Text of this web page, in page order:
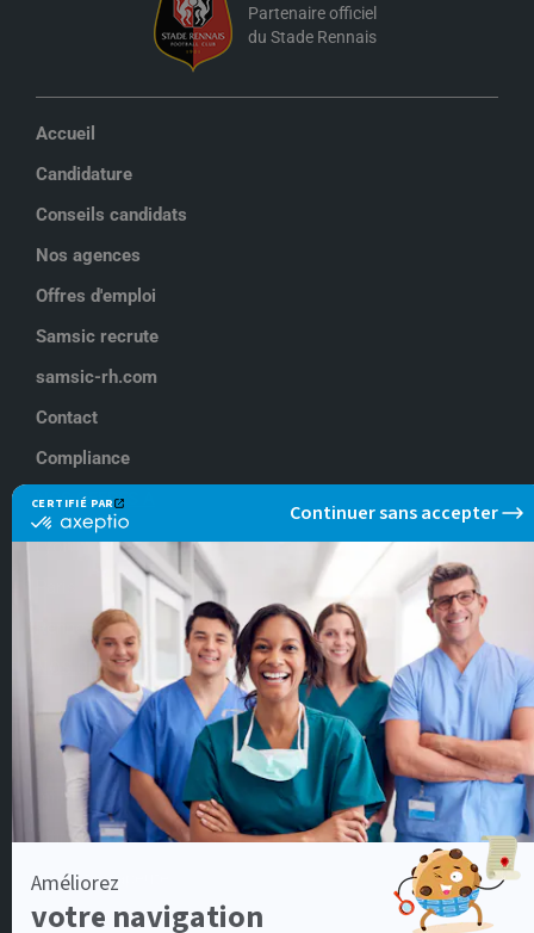
Partenaire officiel
du Stade Rennais
Accueil
Candidature
Conseils candidats
Nos agences
Offres d'emploi
Samsic recrute
samsic-rh.com
Contact
Compliance
NOS OFFRES À
Lyon
Rennes
NOS OFFRES DE
Aide soignant
Docteur en médecine
Infirmier IDE
Infirmier de Bloc Opératoire
Kinésithérapeute